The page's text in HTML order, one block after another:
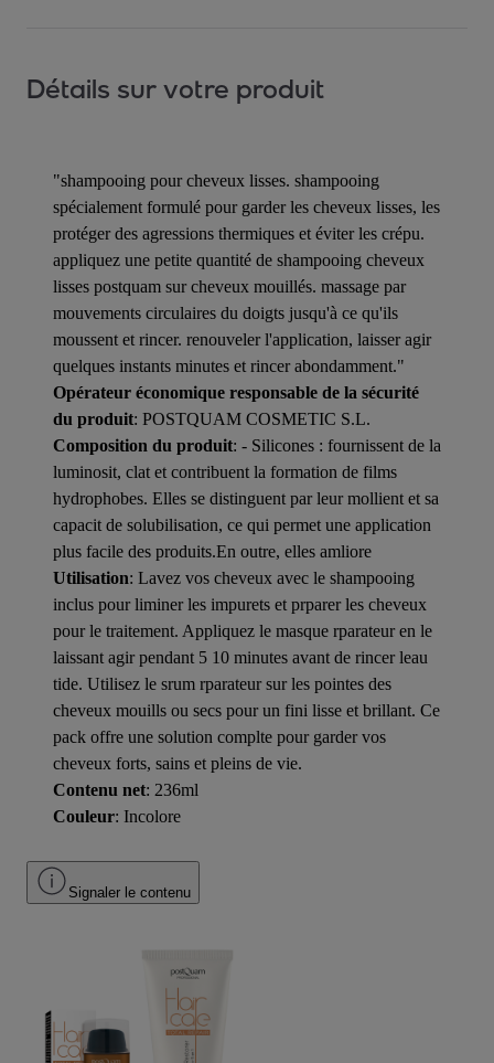
Détails sur votre produit
"shampooing pour cheveux lisses. shampooing
spécialement formulé pour garder les cheveux lisses, les
protéger des agressions thermiques et éviter les crépu.
appliquez une petite quantité de shampooing cheveux
lisses postquam sur cheveux mouillés. massage par
mouvements circulaires du doigts jusqu'à ce qu'ils
moussent et rincer. renouveler l'application, laisser agir
quelques instants minutes et rincer abondamment."
Opérateur économique responsable de la sécurité
du produit: POSTQUAM COSMETIC S.L.
Composition du produit: - Silicones : fournissent de la
luminosit, clat et contribuent la formation de films
hydrophobes. Elles se distinguent par leur mollient et sa
capacit de solubilisation, ce qui permet une application
plus facile des produits.En outre, elles amliore
Utilisation: Lavez vos cheveux avec le shampooing
inclus pour liminer les impurets et prparer les cheveux
pour le traitement. Appliquez le masque rparateur en le
laissant agir pendant 5 10 minutes avant de rincer leau
tide. Utilisez le srum rparateur sur les pointes des
cheveux mouills ou secs pour un fini lisse et brillant. Ce
pack offre une solution complte pour garder vos
cheveux forts, sains et pleins de vie.
Contenu net: 236ml
Couleur: Incolore
Signaler le contenu